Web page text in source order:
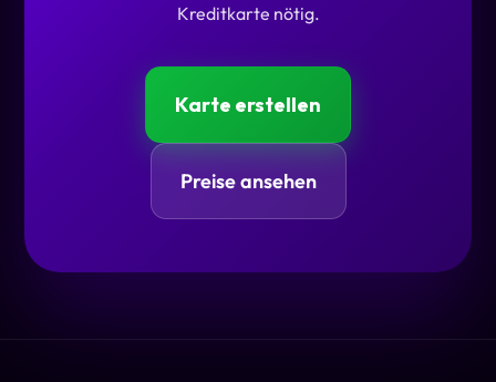
Kreditkarte nötig.
Karte erstellen
Preise ansehen